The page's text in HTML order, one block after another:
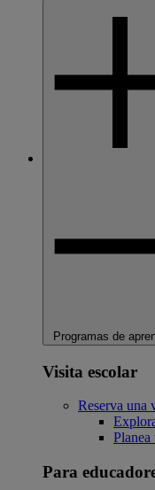
Programas de
Visita escolar
Reserva una
Planea
Para